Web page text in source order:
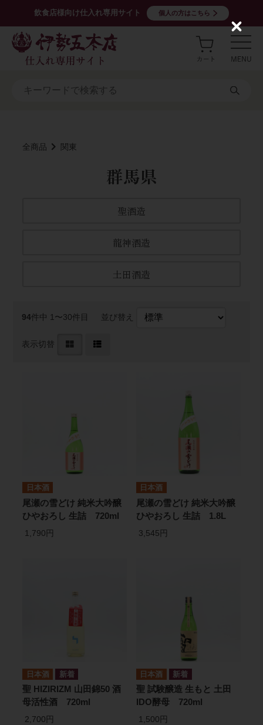
飲食店様向け仕入れ専用サイト 個人の方はこちら
全商品 関東
群馬県
聖酒造
龍神酒造
土田酒造
94件中 1〜30件目 並び替え
表示切替
日本酒
尾瀬の雪どけ 純米大吟醸
ひやおろし 生詰 720ml
1,790円
日本酒
尾瀬の雪どけ 純米大吟醸
ひやおろし 生詰 1.8L
3,545円
日本酒
聖 HIZIRIZM 山田錦50 酒
母活性酒 720ml
2,700円
日本酒
聖 試験醸造 生もと 土田
IDO酵母 720ml
1,500円
C
l
s